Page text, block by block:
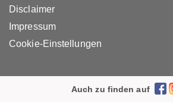
Disclaimer
Impressum
Cookie-Einstellungen
Auch zu finden auf